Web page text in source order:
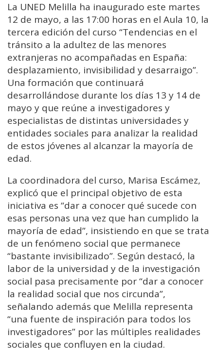
La UNED Melilla ha inaugurado este martes
12 de mayo, a las 17:00 horas en el Aula 10, la
tercera edición del curso “Tendencias en el
tránsito a la adultez de las menores
extranjeras no acompañadas en España:
desplazamiento, invisibilidad y desarraigo”.
Una formación que continuará
desarrollándose durante los días 13 y 14 de
mayo y que reúne a investigadores y
especialistas de distintas universidades y
entidades sociales para analizar la realidad
de estos jóvenes al alcanzar la mayoría de
edad.
La coordinadora del curso, Marisa Escámez,
explicó que el principal objetivo de esta
iniciativa es “dar a conocer qué sucede con
esas personas una vez que han cumplido la
mayoría de edad”, insistiendo en que se trata
de un fenómeno social que permanece
“bastante invisibilizado”. Según destacó, la
labor de la universidad y de la investigación
social pasa precisamente por “dar a conocer
la realidad social que nos circunda”,
señalando además que Melilla representa
“una fuente de inspiración para todos los
investigadores” por las múltiples realidades
sociales que confluyen en la ciudad.